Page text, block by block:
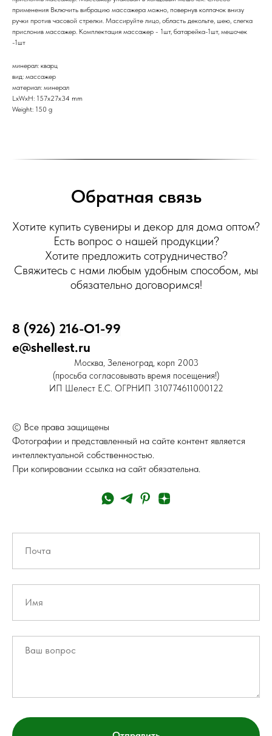
применения Включить вибрацию массажера можно, повернув колпачок внизу
ручки против часовой стрелки. Массируйте лицо, область декольте, шею, слегка
прислонив массажер. Комплектация массажер - 1шт, батарейка-1шт, мешочек
-1шт
минерал: кварц
вид: массажер
материал: минерал
LxWxH: 157x27x34 mm
Weight: 150 g
Обратная связь
Хотите купить сувениры и декор для дома оптом?
Есть вопрос о нашей продукции?
Хотите предложить сотрудничество?
Свяжитесь с нами любым удобным способом, мы
обязательно договоримся!
8 (926) 216-О1-99
e@shellest.ru
Москва, Зеленоград, корп 2003
(просьба согласовывать время посещения!)
ИП Шелест Е.С. ОГРНИП 310774611000122
© Все права защищены
Фотографии и представленный на сайте контент является
интеллектуальной собственностью.
При копировании ссылка на сайт обязательна.